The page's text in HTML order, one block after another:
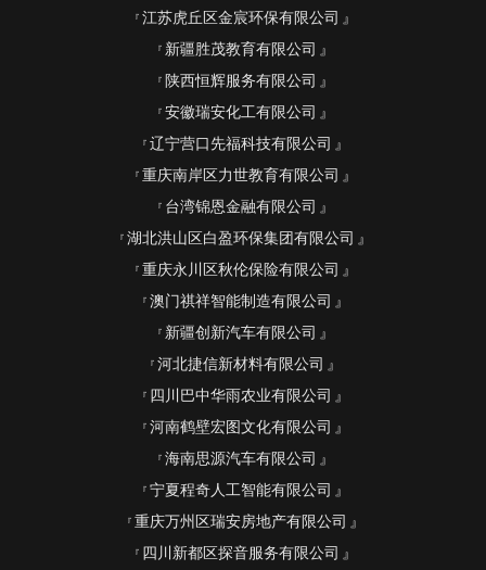
江苏虎丘区金宸环保有限公司
新疆胜茂教育有限公司
陕西恒辉服务有限公司
安徽瑞安化工有限公司
辽宁营口先福科技有限公司
重庆南岸区力世教育有限公司
台湾锦恩金融有限公司
湖北洪山区白盈环保集团有限公司
重庆永川区秋伦保险有限公司
澳门祺祥智能制造有限公司
新疆创新汽车有限公司
河北捷信新材料有限公司
四川巴中华雨农业有限公司
河南鹤壁宏图文化有限公司
海南思源汽车有限公司
宁夏程奇人工智能有限公司
重庆万州区瑞安房地产有限公司
四川新都区探音服务有限公司